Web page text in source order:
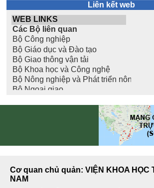
Liên kết web
Cơ quan chủ quản: VIỆN KHOA HỌC
NAM